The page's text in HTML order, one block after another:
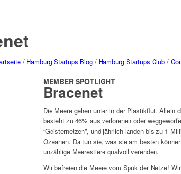
/ Hamburg Startups Blog / Hamburg Startups Club /
MEMBER SPOTLIGHT
Bracenet
Die Meere gehen unter in der Plastikflut. Allein
besteht zu 46% aus verlorenen oder
“Geisternetzen”, und jährlich landen bis zu 1
Ozeanen. Da tun sie, was sie am besten
unzählige Meerestiere qualvoll verenden.
Wir befreien die Meere vom Spuk der Netze!